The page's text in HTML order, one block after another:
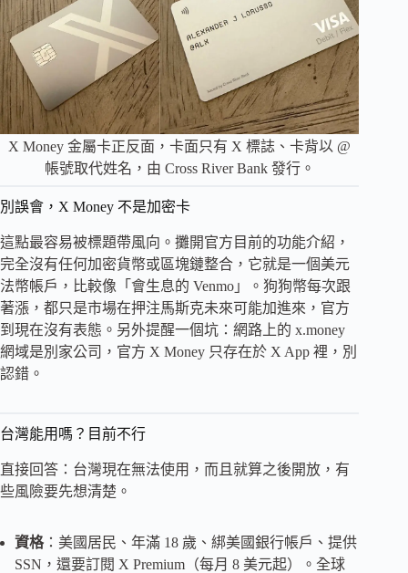
X Money 金屬卡正反面，卡面只有 X 標誌、卡背以 @
帳號取代姓名，由 Cross River Bank 發行。
別誤會，X Money 不是加密卡
這點最容易被標題帶風向。攤開官方目前的功能介紹，
完全沒有任何加密貨幣或區塊鏈整合，它就是一個美元
法幣帳戶，比較像「會生息的 Venmo」。狗狗幣每次跟
著漲，都只是市場在押注馬斯克未來可能加進來，官方
到現在沒有表態。另外提醒一個坑：網路上的 x.money
網域是別家公司，官方 X Money 只存在於 X App 裡，別
認錯。
台灣能用嗎？目前不行
直接回答：台灣現在無法使用，而且就算之後開放，有
些風險要先想清楚。
資格：美國居民、年滿 18 歲、綁美國銀行帳戶、提供
SSN，還要訂閱 X Premium（每月 8 美元起）。全球